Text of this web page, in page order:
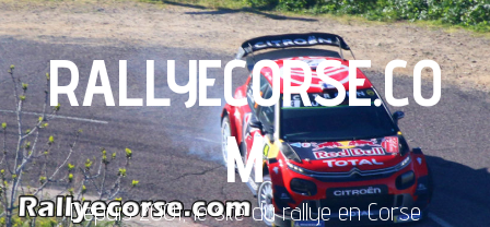
RALLYECORSE.CO
M
Depuis 2001, le site du rallye en Corse